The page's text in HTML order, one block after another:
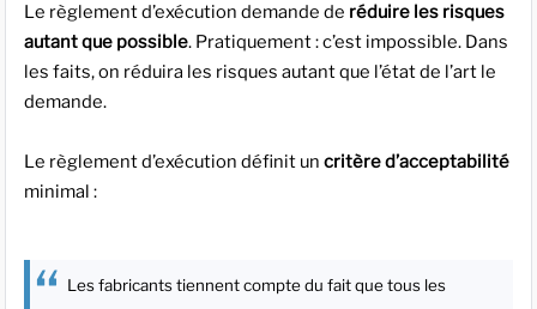
Le règlement d’exécution demande de réduire les risques
autant que possible. Pratiquement : c’est impossible. Dans
les faits, on réduira les risques autant que l’état de l’art le
demande.
Le règlement d’exécution définit un critère d’acceptabilité
minimal :
Les fabricants tiennent compte du fait que tous les